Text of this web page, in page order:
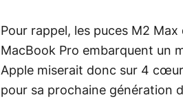
Pour rappel, les puces M2
MacBook Pro embarquent un
Apple miserait donc sur 4
pour sa prochaine génération